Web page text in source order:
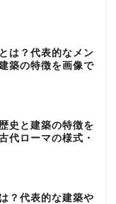
は？代表的なメン
築の特徴を画像で
史と建築の特徴を
代ローマの様式・
？代表的な建築や